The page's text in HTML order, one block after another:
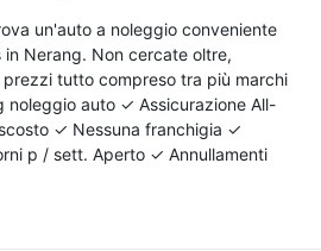
un'auto a noleggio conveniente
in Nerang. Non cercate oltre,
tutto compreso tra più marchi
noleggio auto ✓ Assicurazione All-
✓ Nessuna franchigia ✓
p / sett. Aperto ✓ Annullamenti